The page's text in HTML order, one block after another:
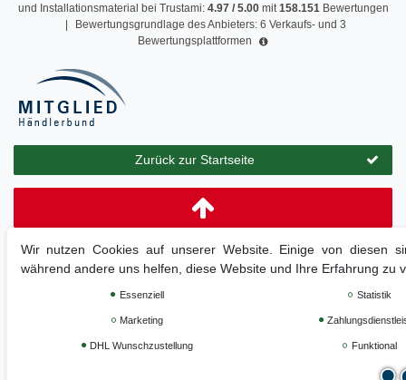
und Installationsmaterial bei Trustami: 4.97/ 5.00mit158.151 Bewertungen
Bewertungsgrundlage des Anbieters: 6 Verkaufs- und 3
Bewertungsplattformen
Zurück zur Startseite
Wir nutzen Cookies auf unserer Website. Einige von diesen
während andere uns helfen, diese Website und Ihre Erfahrung zu
Essenziell Statistik
Marketing
DHL Wunschzustellung Funktional